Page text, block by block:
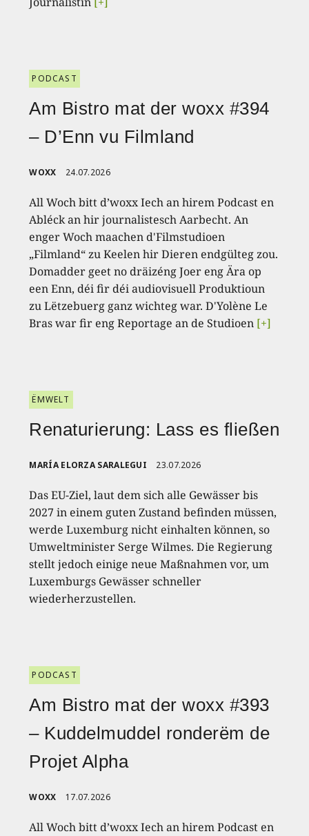
PODCAST
Am Bistro mat der woxx #394
– D’Enn vu Filmland
WOXX 24.07.2026
All Woch bitt d’woxx Iech an hirem Podcast en
Abléck an hir journalistesch Aarbecht. An
enger Woch maachen d'Filmstudioen
„Filmland“ zu Keelen hir Dieren endgülteg zou.
Domadder geet no dräizéng Joer eng Ära op
een Enn, déi fir déi audiovisuell Produktioun
zu Lëtzebuerg ganz wichteg war. D'Yolène Le
Bras war fir eng Reportage an de Studioen [+]
ËMWELT
Renaturierung: Lass es fließen
MARÍA ELORZA SARALEGUI 23.07.2026
Das EU-Ziel, laut dem sich alle Gewässer bis
2027 in einem guten Zustand befinden müssen,
werde Luxemburg nicht einhalten können, so
Umweltminister Serge Wilmes. Die Regierung
stellt jedoch einige neue Maßnahmen vor, um
Luxemburgs Gewässer schneller
wiederherzustellen.
PODCAST
Am Bistro mat der woxx #393
– Kuddelmuddel ronderëm de
Projet Alpha
WOXX 17.07.2026
All Woch bitt d’woxx Iech an hirem Podcast en